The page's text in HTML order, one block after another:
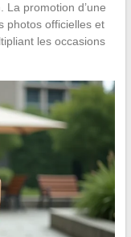
La promotion d’une
photos officielles et
les occasions